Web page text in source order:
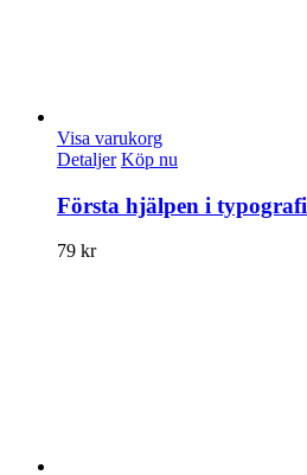
Visa varukorg
Detaljer Köp nu
Första hjälpen i typografi
79 kr